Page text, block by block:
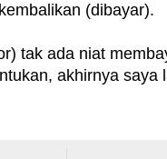
(dibayar).
tak ada niat
akhirnya saya